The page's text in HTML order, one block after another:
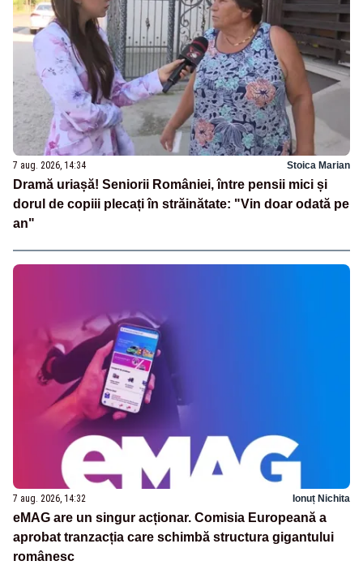
7 aug. 2026, 14:34 Stoica Marian
Dramă uriașă! Seniorii României, între pensii mici și
dorul de copiii plecați în străinătate: "Vin doar odată pe
an"
7 aug. 2026, 14:32 Ionuț Nichita
eMAG are un singur acționar. Comisia Europeană a
aprobat tranzacția care schimbă structura gigantului
românesc